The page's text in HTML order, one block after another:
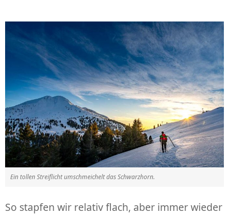
Ein tollen Streiflicht umschmeichelt das Schwarzhorn.
So stapfen wir relativ flach, aber immer wieder